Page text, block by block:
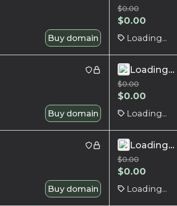
Buy domain
$0.00
$0.00
Loading...
Buy domain
Loading...
$0.00
$0.00
Loading...
Buy domain
Loading...
$0.00
$0.00
Loading...